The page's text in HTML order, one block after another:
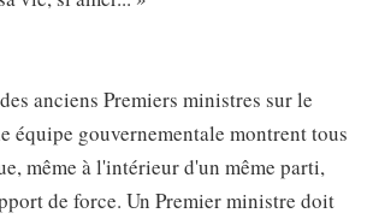
anciens Premiers ministres sur le
équipe gouvernementale montrent tous
même à l'intérieur d'un même parti,
de force. Un Premier ministre doit